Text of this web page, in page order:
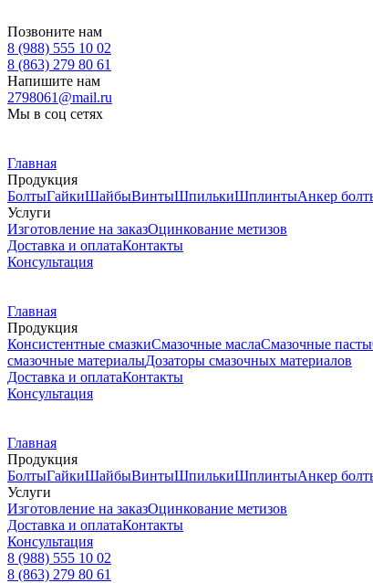
Позвоните нам
8 (988) 555 10 02
8 (863) 279 80 61
Напишите нам
2798061@mail.ru
Мы в соц сетях
Главная
Продукция
БолтыГайкиШайбыВинтыШпилькиШплинтыАнкер
Услуги
Изготовление на заказОцинкование метизов
Доставка и оплатаКонтакты
Консультация
Главная
Продукция
Консистентные смазкиСмазочные маслаСмазочные пасты
смазочные материалыДозаторы смазочных материалов
Доставка и оплатаКонтакты
Консультация
Главная
Продукция
БолтыГайкиШайбыВинтыШпилькиШплинтыАнкер
Услуги
Изготовление на заказОцинкование метизов
Доставка и оплатаКонтакты
Консультация
8 (988) 555 10 02
8 (863) 279 80 61